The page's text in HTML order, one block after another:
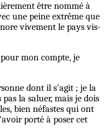
être nommé à
une peine extrême que
vivement le pays vis-
mon compte, je
dont il s'agit ; je la
la saluer, mais je dois
bien néfastes qui ont
porté à poser cet